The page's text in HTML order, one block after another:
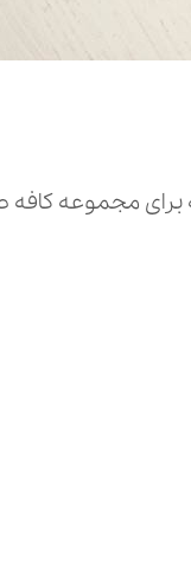
مجموعه کافه